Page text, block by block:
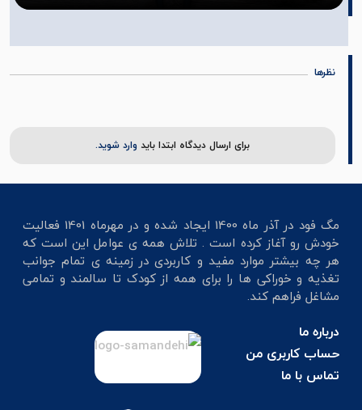
نظرها
برای ارسال دیدگاه ابتدا باید وارد شوید.
مگ فود در آذر ماه 1400 ایجاد شده و در مهرماه 1401 فعالیت
خودش رو آغاز کرده است . تلاش همه ی عوامل این است که
هر چه بیشتر موارد مفید و کاربردی در زمینه ی تمام جوانب
تغذیه و خوراکی ها را برای همه از کودک تا سالمند و تمامی
مشاغل فراهم کند.
درباره ما
حساب کاربری من
تماس با ما